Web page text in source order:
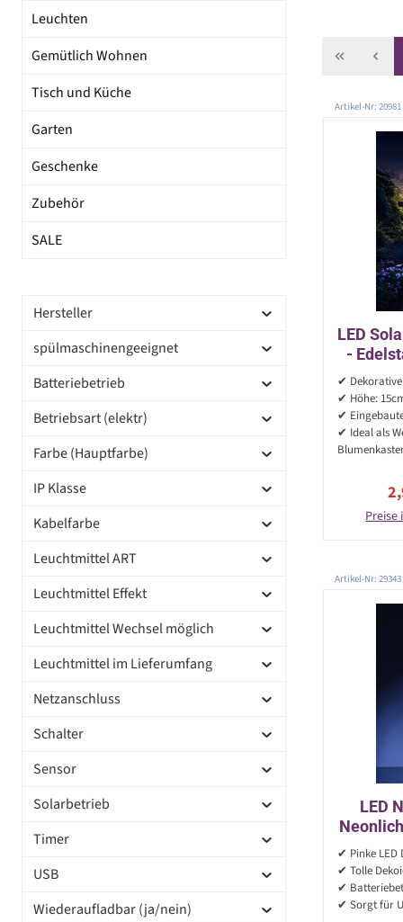
Leuchten
Gemütlich Wohnen
Tisch und Küche
Garten
Geschenke
Zubehör
SALE
Hersteller
spülmaschinengeeignet
Batteriebetrieb
Betriebsart (elektr)
Farbe (Hauptfarbe)
IP Klasse
Kabelfarbe
Leuchtmittel ART
Leuchtmittel Effekt
Leuchtmittel Wechsel möglich
Leuchtmittel im Lieferumfang
Netzanschluss
Schalter
Sensor
Solarbetrieb
Timer
USB
Wiederaufladbar (ja/nein)
Artikel-Nr: 20981
LED
-
✔ Dekorative
✔ Höhe:
✔
✔ Ideal als
Preise
Artikel-Nr: 29343
LED
USB
✔ Pinke LED
✔ Tolle
✔
✔ Sorgt für